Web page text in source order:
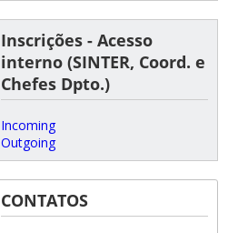
Inscrições - Acesso
interno (SINTER, Coord. e
Chefes Dpto.)
Incoming
Outgoing
CONTATOS